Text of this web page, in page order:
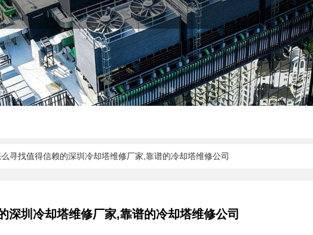
寻找值得信赖的深圳冷却塔维修厂家,靠谱的冷却塔维修公司
深圳冷却塔维修厂家,靠谱的冷却塔维修公司